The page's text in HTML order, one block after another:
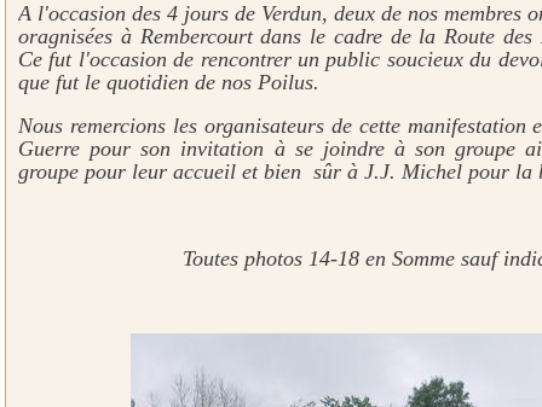
A l'occasion des 4 jours de Verdun, deux de nos membres
oragnisées à Rembercourt dans le cadre de la Route
Ce fut l'occasion de rencontrer un public soucieux du
que fut le quotidien de nos Poilus.
Nous remercions les organisateurs de cette
Guerre pour son invitation à se joindre à son groupe
groupe pour leur accueil et bien sûr à J.J. Michel pour la
Toutes photos 14-18 en Somme sauf